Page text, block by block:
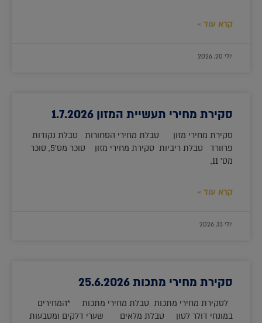
קרא עוד »
יולי 20, 2026
סקירת מחירי תעשיית המזון 1.7.2026
סקירת מחירי מזון טבלת מחירי הסחורות טבלת נקודות
פרוורד טבלת ריביות סקירת מחירי מזון סוכר מס'5, סוכר
מס' 11,
קרא עוד »
יולי 13, 2026
סקירת מחירי מתכות 25.6.2026
לסקירת מחירי מתכות טבלת מחירי מתכות *המחירים
במונחי דולר לטון טבלת מלאים שערי דלקים ומטבעות